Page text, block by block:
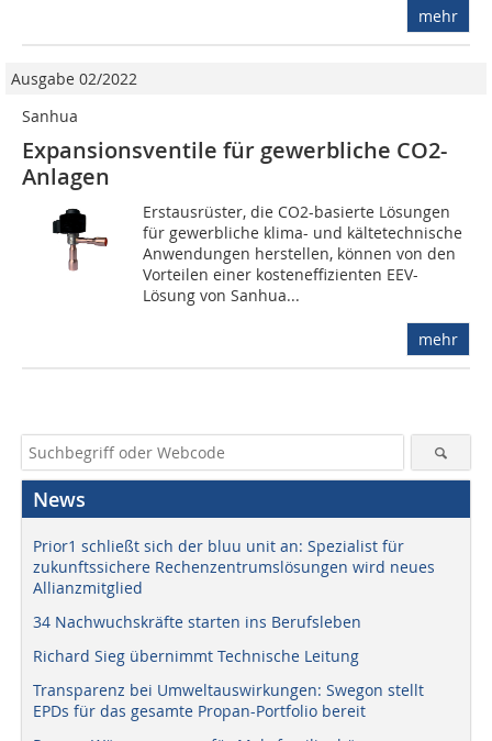
mehr
Ausgabe 02/2022
Sanhua
Expansionsventile für gewerbliche CO2-
Anlagen
Erstausrüster, die CO2-basierte Lösungen
für gewerbliche klima- und kältetechnische
Anwendungen herstellen, können von den
Vorteilen einer kosten­effi­zien­ten EEV-
Lösung von Sanhua...
mehr
News
Prior1 schließt sich der bluu unit an: Spezialist für
zukunftssichere Rechenzentrumslösungen wird neues
Allianzmitglied
34 Nachwuchskräfte starten ins Berufsleben
Richard Sieg übernimmt Technische Leitung
Transparenz bei Umweltauswirkungen: Swegon stellt
EPDs für das gesamte Propan-Portfolio bereit